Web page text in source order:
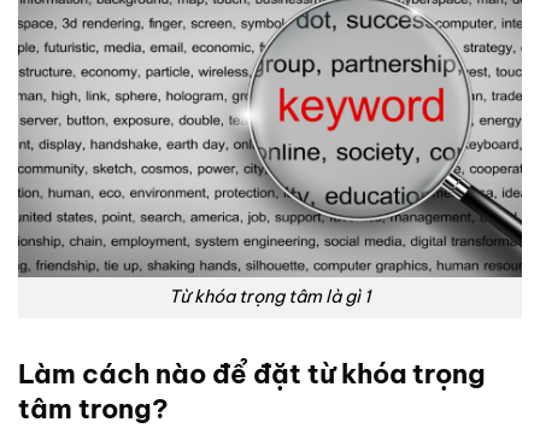
Từ khóa trọng tâm là gì 1
Làm cách nào để đặt từ khóa trọng
tâm trong?